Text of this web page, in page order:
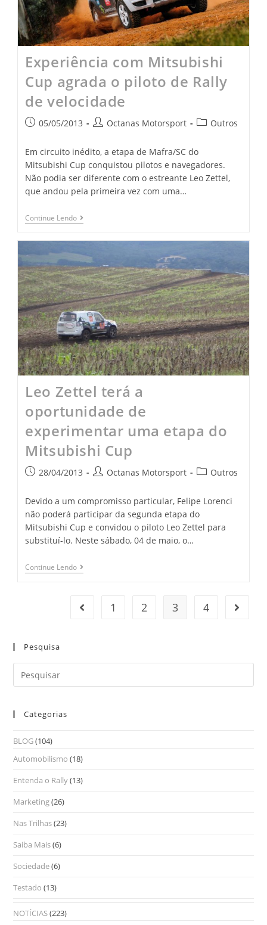
Experiência com Mitsubishi
Cup agrada o piloto de Rally
de velocidade
05/05/2013 Octanas Motorsport Outros
Em circuito inédito, a etapa de Mafra/SC do
Mitsubishi Cup conquistou pilotos e navegadores.
Não podia ser diferente com o estreante Leo Zettel,
que andou pela primeira vez com uma…
Continue Lendo
Leo Zettel terá a
oportunidade de
experimentar uma etapa do
Mitsubishi Cup
28/04/2013 Octanas Motorsport Outros
Devido a um compromisso particular, Felipe Lorenci
não poderá participar da segunda etapa do
Mitsubishi Cup e convidou o piloto Leo Zettel para
substituí-lo. Neste sábado, 04 de maio, o…
Continue Lendo
1 2 3 4
Pesquisa
Categorias
BLOG(104)
Automobilismo (18)
Entenda o Rally(13)
Marketing(26)
Nas Trilhas(23)
Saiba Mais(6)
Sociedade(6)
Testado (13)
NOTÍCIAS(223)